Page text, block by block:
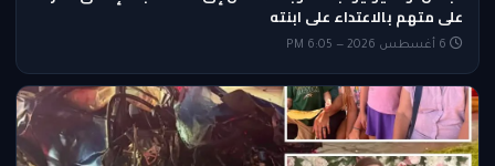
على متهم بالاعتداء على ابنته